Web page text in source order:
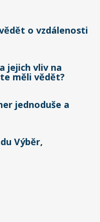
o vzdálenosti
jejich vliv na
měli vědět?
jednoduše a
Výběr,